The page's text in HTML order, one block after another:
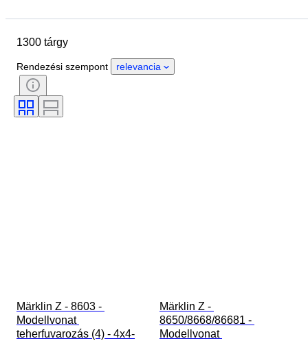
Állapot
Stílus
Mérték
Kontroll
Vasúti társaság
Original/ Replica
1300 tárgy
Rendezési szempont relevancia
Märklin Z - 8603 -
Modellvonat
teherfuvarozás (4) - 4x4-
Märklin Z -
8650/8668/86681 -
Modellvonat